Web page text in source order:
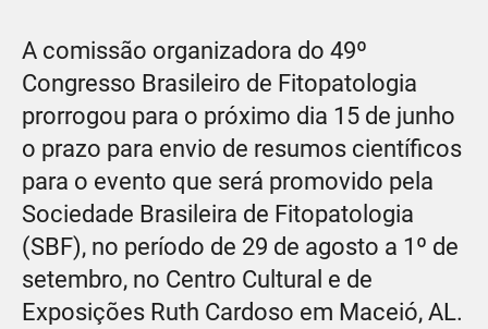
A comissão organizadora do 49º
Congresso Brasileiro de Fitopatologia
prorrogou para o próximo dia 15 de junho
o prazo para envio de resumos científicos
para o evento que será promovido pela
Sociedade Brasileira de Fitopatologia
(SBF), no período de 29 de agosto a 1º de
setembro, no Centro Cultural e de
Exposições Ruth Cardoso em Maceió, AL.